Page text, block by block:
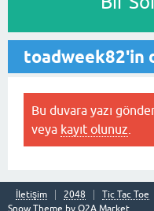
toadweek82'in
Bu duvara yazı
veya kayıt olunuz
İletişim 2048 Tic Tac Toe
Snow Theme by Q2A Market